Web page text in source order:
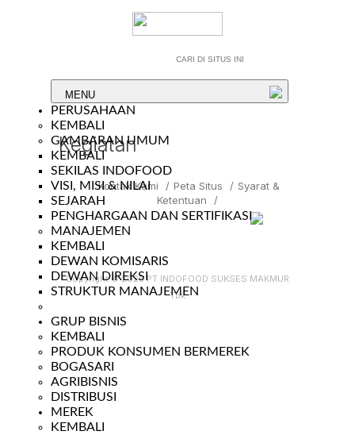
MENU
PERUSAHAAN
KEMBALI
GAMBARAN UMUM
KEMBALI
SEKILAS INDOFOOD
VISI, MISI & NILAI
SEJARAH
PENGHARGAAN DAN SERTIFIKASI
MANAJEMEN
KEMBALI
DEWAN KOMISARIS
DEWAN DIREKSI
STRUKTUR MANAJEMEN
GRUP BISNIS
KEMBALI
PRODUK KONSUMEN BERMEREK
BOGASARI
AGRIBISNIS
DISTRIBUSI
MEREK
KEMBALI
Kegiatan
Kontak Kami / Peta Situs / Syarat &
Ketentuan
/
Copyright © 2025 PT INDOFOOD SUKSES MAKMUR
Tbk